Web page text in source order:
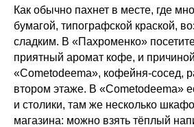
Как обычно пахнет в месте, где
бумагой, типографской краской,
сладким. В «Пахроменко»
приятный аромат кофе, и
«Cometodeema», кофейня-сосед,
втором этаже. В «Cometodeema»
и столики, там же несколько
магазина: можно взять тёплый